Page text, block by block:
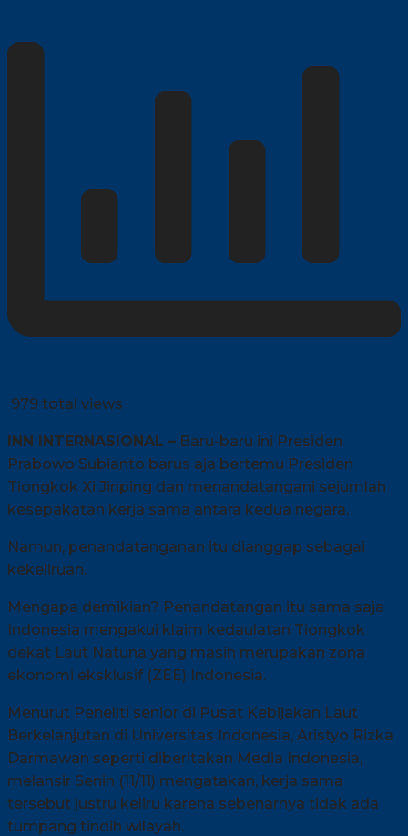
979 total views
INN INTERNASIONAL – Baru-baru ini Presiden
Prabowo Subianto barus aja bertemu Presiden
Tiongkok Xi Jinping dan menandatangani sejumlah
kesepakatan kerja sama antara kedua negara.
Namun, penandatanganan itu dianggap sebagai
kekeliruan.
Mengapa demikian? Penandatangan itu sama saja
Indonesia mengakui klaim kedaulatan Tiongkok
dekat Laut Natuna yang masih merupakan zona
ekonomi eksklusif (ZEE) Indonesia.
Menurut Peneliti senior di Pusat Kebijakan Laut
Berkelanjutan di Universitas Indonesia, Aristyo Rizka
Darmawan seperti diberitakan Media Indonesia,
melansir Senin (11/11) mengatakan, kerja sama
tersebut justru keliru karena sebenarnya tidak ada
tumpang tindih wilayah.